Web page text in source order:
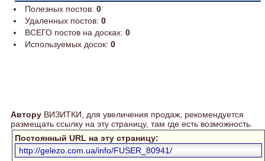
Полезных постов: 0
Удаленных постов: 0
ВСЕГО постов на досках: 0
Используемых досок: 0
Автору ВИЗИТКИ, для увеличения продаж, рекомендуется
размещать ссылку на эту страницу, там где есть возможность.
Постоянный URL на эту страницу:
http://gelezo.com.ua/info/FUSER_80941/